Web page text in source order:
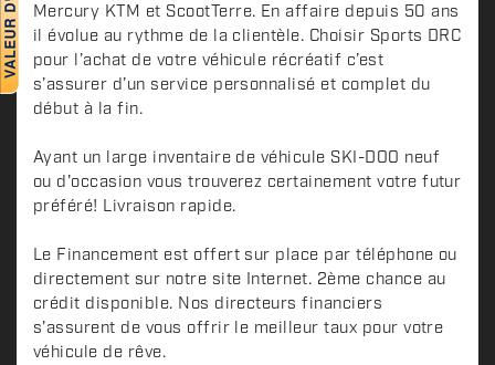
Mercury KTM et ScootTerre. En affaire depuis 50 ans
il évolue au rythme de la clientèle. Choisir Sports DRC
pour l’achat de votre véhicule récréatif c’est
s’assurer d’un service personnalisé et complet du
début à la fin.
Ayant un large inventaire de véhicule SKI-DOO neuf
ou d'occasion vous trouverez certainement votre futur
préféré! Livraison rapide.
Le Financement est offert sur place par téléphone ou
directement sur notre site Internet. 2ème chance au
crédit disponible. Nos directeurs financiers
s'assurent de vous offrir le meilleur taux pour votre
véhicule de rêve.